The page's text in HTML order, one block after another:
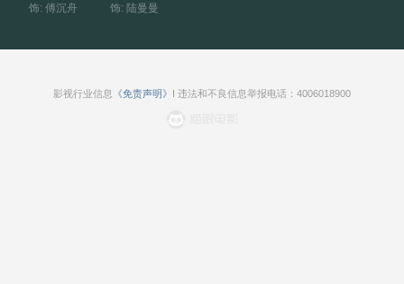
饰: 傅沉舟
饰: 陆曼曼
影视行业信息 《免责声明》 I 违法和不良信息举报电话：4006018900